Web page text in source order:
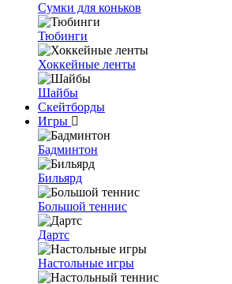
Сумки для коньков
Тюбинги
Хоккейные ленты
Шайбы
Скейтборды
Игры
Бадминтон
Бильярд
Большой теннис
Дартс
Настольные игры